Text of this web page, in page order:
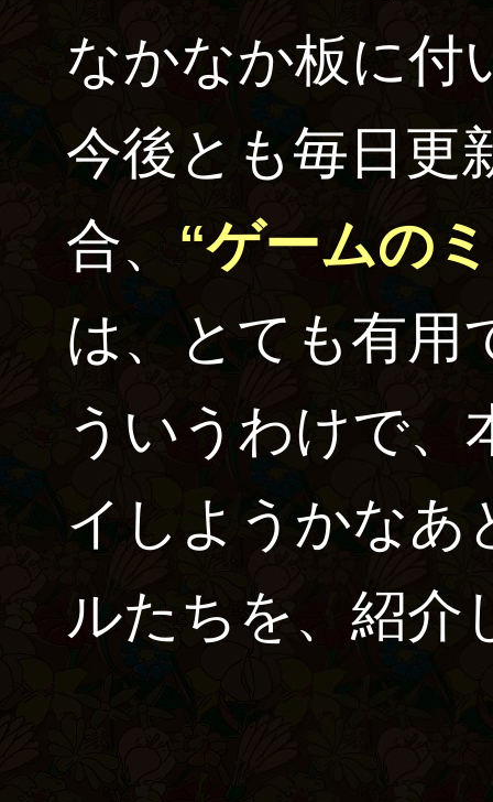
なかなか板に付
今後とも毎日更
合、 “ゲームの
は、とても有用
ういうわけで、
イしようかなあ
ルたちを、紹介